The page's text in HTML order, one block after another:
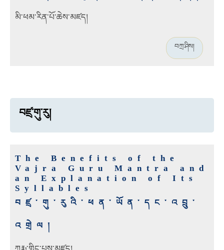
མི་ཕམ་རིན་པོ་ཆེས་མཛད།
བཀྲ་ཤིས།
བཛྲ་གུ་རུ།
The Benefits of the
Vajra Guru Mantra and
an Explanation of Its
Syllables
བཛྲ་གུ་རུའི་ཕན་ཡོན་དང་འབྲུ་
འགྲེལ།